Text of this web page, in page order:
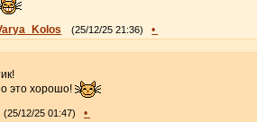
(25/12/25 21:36) •
это хорошо!
(25/12/25 01:47) •